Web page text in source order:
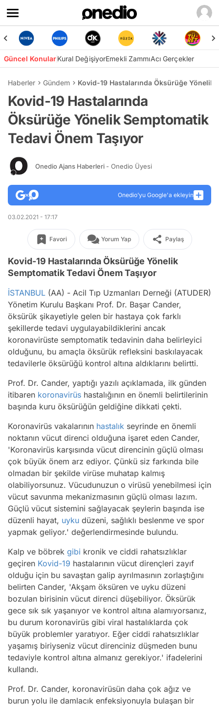
Güncel KonularKural DeğişiyorEmekli ZammıAcı Gerçekler
Haberler Gündem Kovid-19 Hastalarında Öksürüğe Yönelik
Kovid-19 Hastalarında
Öksürüğe Yönelik Semptomatik
Tedavi Önem Taşıyor
Onedio Ajans Haberleri - Onedio Üyesi
Onedio’yu Google'a ekleyin
03.02.2021 - 17:17
Favori Yorum Yap Paylaş
Kovid-19 Hastalarında Öksürüğe Yönelik
Semptomatik Tedavi Önem Taşıyor
İSTANBUL (AA) - Acil Tıp Uzmanları Derneği (ATUDER)
Yönetim Kurulu Başkanı Prof. Dr. Başar Cander,
öksürük şikayetiyle gelen bir hastaya çok farklı
şekillerde tedavi uygulayabildiklerini ancak
koronavirüste semptomatik tedavinin daha belirleyici
olduğunu, bu amaçla öksürük refleksini baskılayacak
tedavilerle öksürüğü kontrol altına aldıklarını belirtti.
​​​​​​​Prof. Dr. Cander, yaptığı yazılı açıklamada, ilk günden
itibaren koronavirüs hastalığının en önemli belirtilerinin
başında kuru öksürüğün geldiğine dikkati çekti.
Koronavirüs vakalarının hastalık seyrinde en önemli
noktanın vücut direnci olduğuna işaret eden Cander,
'Koronavirüs karşısında vücut direncinin güçlü olması
çok büyük önem arz ediyor. Çünkü siz farkında bile
olmadan bir şekilde virüse muhatap kalmış
olabiliyorsunuz. Vücudunuzun o virüsü yenebilmesi için
vücut savunma mekanizmasının güçlü olması lazım.
Güçlü vücut sistemini sağlayacak şeylerin başında ise
düzenli hayat, uyku düzeni, sağlıklı beslenme ve spor
yapmak geliyor.' değerlendirmesinde bulundu.
Kalp ve böbrek gibi kronik ve ciddi rahatsızlıklar
geçiren Kovid-19 hastalarının vücut dirençleri zayıf
olduğu için bu savaştan galip ayrılmasının zorlaştığını
belirten Cander, 'Akşam öksüren ve uyku düzeni
bozulan birisinin vücut direnci düşebiliyor. Öksürük
gece sık sık yaşanıyor ve kontrol altına alamıyorsanız,
bu durum koronavirüs gibi viral hastalıklarda çok
büyük problemler yaratıyor. Eğer ciddi rahatsızlıklar
yaşamış biriyseniz vücut direnciniz düşmeden bunu
tedaviyle kontrol altına almanız gerekiyor.' ifadelerini
kullandı.
Prof. Dr. Cander, koronavirüsün daha çok ağız ve
burun yolu ile damlacık enfeksiyonuyla bulaşan bir